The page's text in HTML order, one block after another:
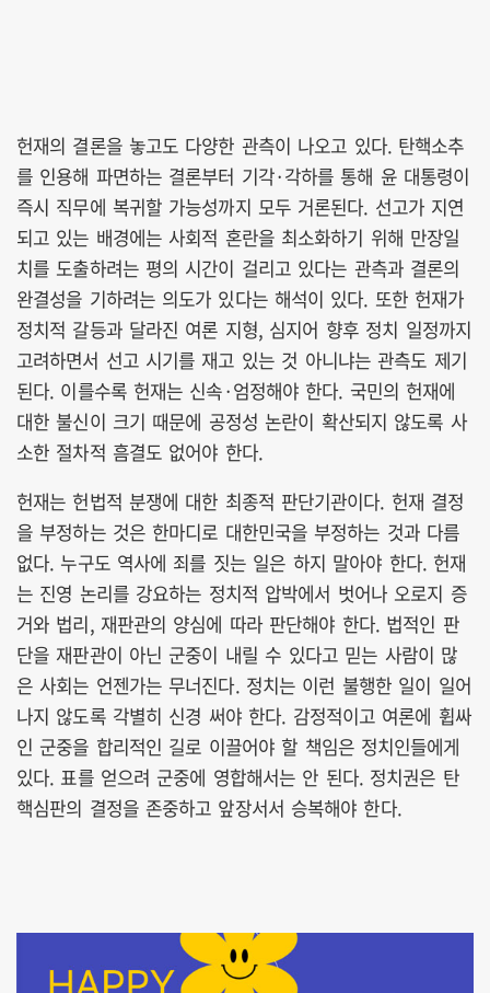
헌재의 결론을 놓고도 다양한 관측이 나오고 있다. 탄핵소추
를 인용해 파면하는 결론부터 기각·각하를 통해 윤 대통령이
즉시 직무에 복귀할 가능성까지 모두 거론된다. 선고가 지연
되고 있는 배경에는 사회적 혼란을 최소화하기 위해 만장일
치를 도출하려는 평의 시간이 걸리고 있다는 관측과 결론의
완결성을 기하려는 의도가 있다는 해석이 있다. 또한 헌재가
정치적 갈등과 달라진 여론 지형, 심지어 향후 정치 일정까지
고려하면서 선고 시기를 재고 있는 것 아니냐는 관측도 제기
된다. 이를수록 헌재는 신속·엄정해야 한다. 국민의 헌재에
대한 불신이 크기 때문에 공정성 논란이 확산되지 않도록 사
소한 절차적 흠결도 없어야 한다.
헌재는 헌법적 분쟁에 대한 최종적 판단기관이다. 헌재 결정
을 부정하는 것은 한마디로 대한민국을 부정하는 것과 다름
없다. 누구도 역사에 죄를 짓는 일은 하지 말아야 한다. 헌재
는 진영 논리를 강요하는 정치적 압박에서 벗어나 오로지 증
거와 법리, 재판관의 양심에 따라 판단해야 한다. 법적인 판
단을 재판관이 아닌 군중이 내릴 수 있다고 믿는 사람이 많
은 사회는 언젠가는 무너진다. 정치는 이런 불행한 일이 일어
나지 않도록 각별히 신경 써야 한다. 감정적이고 여론에 휩싸
인 군중을 합리적인 길로 이끌어야 할 책임은 정치인들에게
있다. 표를 얻으려 군중에 영합해서는 안 된다. 정치권은 탄
핵심판의 결정을 존중하고 앞장서서 승복해야 한다.